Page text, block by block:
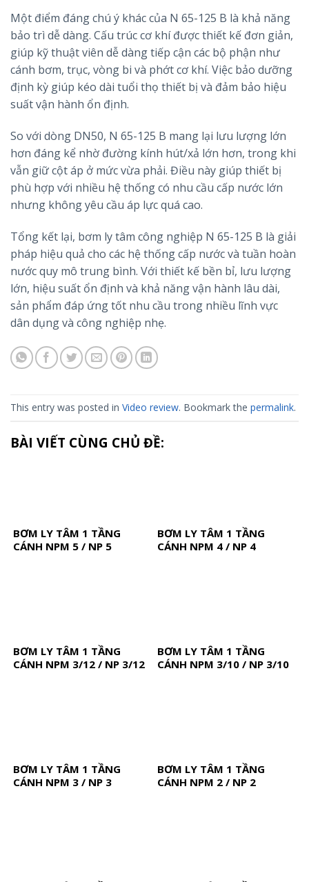
Một điểm đáng chú ý khác của N 65-125 B là khả năng
bảo trì dễ dàng. Cấu trúc cơ khí được thiết kế đơn giản,
giúp kỹ thuật viên dễ dàng tiếp cận các bộ phận như
cánh bơm, trục, vòng bi và phớt cơ khí. Việc bảo dưỡng
định kỳ giúp kéo dài tuổi thọ thiết bị và đảm bảo hiệu
suất vận hành ổn định.
So với dòng DN50, N 65-125 B mang lại lưu lượng lớn
hơn đáng kể nhờ đường kính hút/xả lớn hơn, trong khi
vẫn giữ cột áp ở mức vừa phải. Điều này giúp thiết bị
phù hợp với nhiều hệ thống có nhu cầu cấp nước lớn
nhưng không yêu cầu áp lực quá cao.
Tổng kết lại, bơm ly tâm công nghiệp N 65-125 B là giải
pháp hiệu quả cho các hệ thống cấp nước và tuần hoàn
nước quy mô trung bình. Với thiết kế bền bỉ, lưu lượng
lớn, hiệu suất ổn định và khả năng vận hành lâu dài,
sản phẩm đáp ứng tốt nhu cầu trong nhiều lĩnh vực
dân dụng và công nghiệp nhẹ.
This entry was posted in Video review. Bookmark the permalink.
BÀI VIẾT CÙNG CHỦ ĐỀ:
BƠM LY TÂM 1 TẦNG
CÁNH NPM 5 / NP 5
BƠM LY TÂM 1 TẦNG
CÁNH NPM 4 / NP 4
BƠM LY TÂM 1 TẦNG
CÁNH NPM 3/12 / NP 3/12
BƠM LY TÂM 1 TẦNG
CÁNH NPM 3/10 / NP 3/10
BƠM LY TÂM 1 TẦNG
CÁNH NPM 3 / NP 3
BƠM LY TÂM 1 TẦNG
CÁNH NPM 2 / NP 2